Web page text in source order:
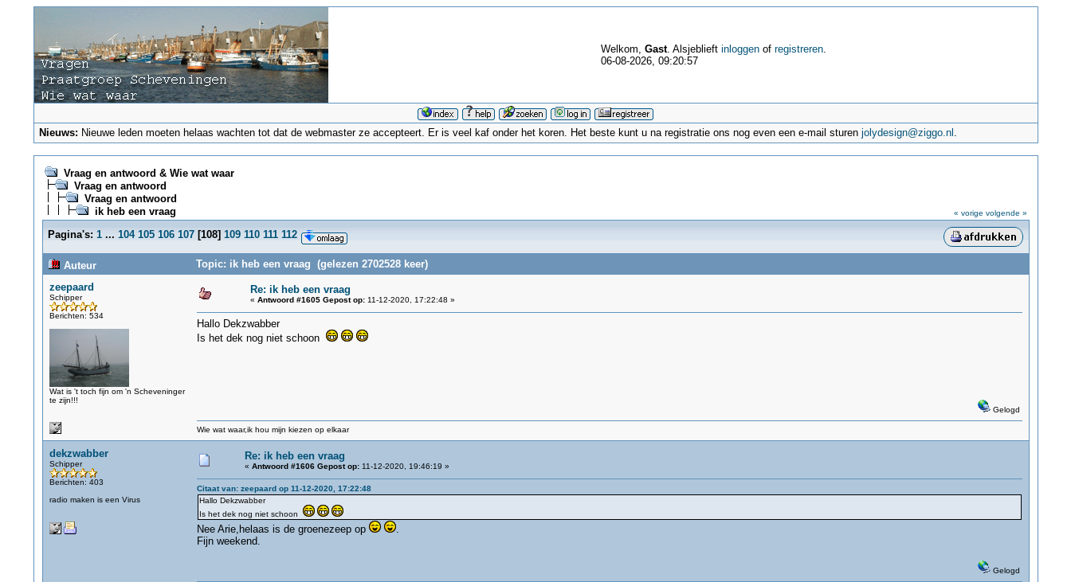
Welkom, Gast. Alsjeblieft inloggenof registreren.
06-08-2026, 09:20:57
Nieuws: Nieuwe leden moeten helaas wachten tot dat de webmaster ze accepteert. Er is veel kaf onder het koren. Het beste kunt u na registratie ons nog even een e-mail sturenjolydesign@ziggo.nl .
Vraag en antwoord & Wie wat waar
Vraag en antwoord
Vraag en antwoord
ik heb een vraag
« vorige volgende »
Pagina's: 1 ... 104 105 106 107[108] 109 110 111 112
Auteur
Topic: ik heb een vraag (gelezen 2702528 keer)
zeepaard
Schipper
Berichten: 534
Wat is 't toch fijn om 'n Scheveninger
te zijn!!!
Re: ik heb een vraag
« Antwoord #1605 Gepost op:11-12-2020, 17:22:48 »
Hallo Dekzwabber
Is het dek nog niet schoon
Gelogd
Wie wat waar,ik hou mijn kiezen op elkaar
dekzwabber
Schipper
Berichten: 403
radio maken is een Virus
Re: ik heb een vraag
« Antwoord #1606 Gepost op:11-12-2020, 19:46:19 »
Citaat van: zeepaard op 11-12-2020, 17:22:48
Hallo Dekzwabber
Is het dek nog niet schoon
Nee Arie,helaas is de groenezeep op
.
Fijn weekend.
Gelogd